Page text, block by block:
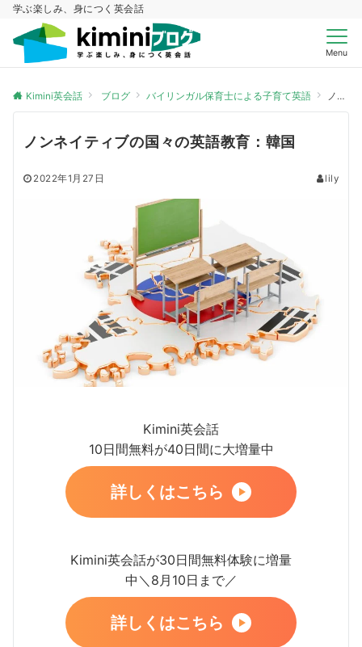
学ぶ楽しみ、身につく英会話
Menu
Kimini英会話 ブログ バイリンガル保育士による子育て英語 ノンネイティブの国々の英語教育：韓国
ノンネイティブの国々の英語教育：韓国
2022年1月27日 lily
Kimini英会話
10日間無料が40日間に大増量中
詳しくはこちら
Kimini英会話が30日間無料体験に増量
中＼8月10日まで／
詳しくはこちら